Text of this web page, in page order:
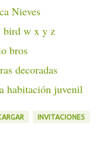
Nieves
bird w x y z
bros
decoradas
habitación juvenil
INVITACIONES